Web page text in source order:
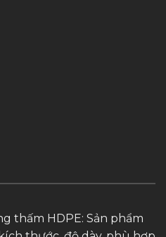
thấm HDPE: Sản phẩm